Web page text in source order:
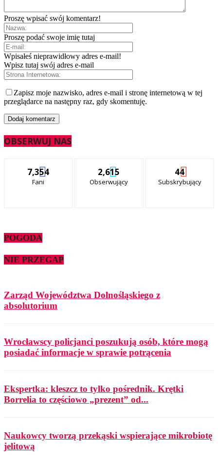
Proszę wpisać swój komentarz!
Proszę podać swoje imię tutaj
Wpisałeś nieprawidłowy adres e-mail!
Wpisz tutaj swój adres e-mail
Zapisz moje nazwisko, adres e-mail i stronę internetową w tej
przeglądarce na następny raz, gdy skomentuję.
OBSERWUJ NAS
7,354
Fani
2,615
Obserwujący
44
Subskrybujący
POGODA
NIE PRZEGAP
Zarząd Województwa Dolnośląskiego z
absolutorium
Wrocławscy policjanci poszukują osób, które mogą
posiadać informacje w sprawie potrącenia
Ekspertka: kleszcz to tylko pośrednik. Krętki
Borrelia to częściowo „prezent” od...
Naukowcy tworzą przekąski wspierające mikrobiotę
jelitową